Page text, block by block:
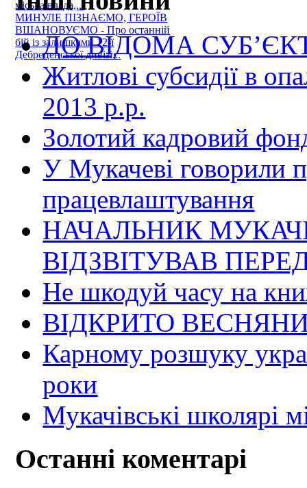
міська влада,...
МИНУЛЕ ПІЗНАЄМО, ГЕРОЇВ
ВШАНОВУЄМО - Про останній
бій із залишками 12-ї
Дебреценської дивізі...
ДО ВІДОМА
Житлові субсидії в
2013 р.р.
Золотий кадровий
У Мукачеві говорили
працевлаштування
НАЧАЛЬНИК
ВІДЗВІТУВАВ
Не шкодуй часу на
ВІДКРИТО
Карному розшуку
роки
Мукачівські школярі
Останні коментарі